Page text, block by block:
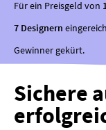
Für ein Preisgeld von
7 Designern
Gewinner gekürt.
Sichere